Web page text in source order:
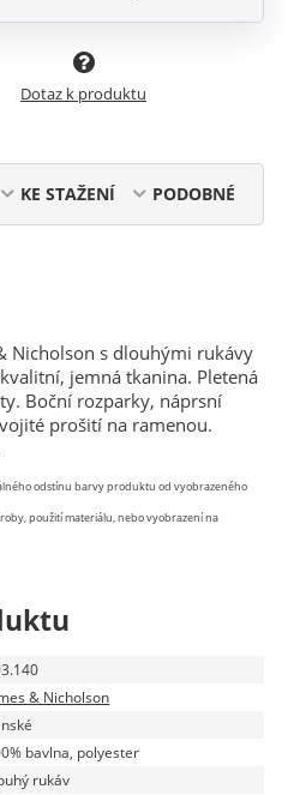
Dotaz k produktu
KE STAŽENÍ PODOBNÉ
Nicholson s dlouhými rukávy
jemná tkanina. Pletená
Boční rozparky, náprsní
prošití na ramenou.
odstínu barvy produktu od vyobrazeného
použití materiálu, nebo vyobrazení na
& Nicholson
bavlna, polyester
rukáv